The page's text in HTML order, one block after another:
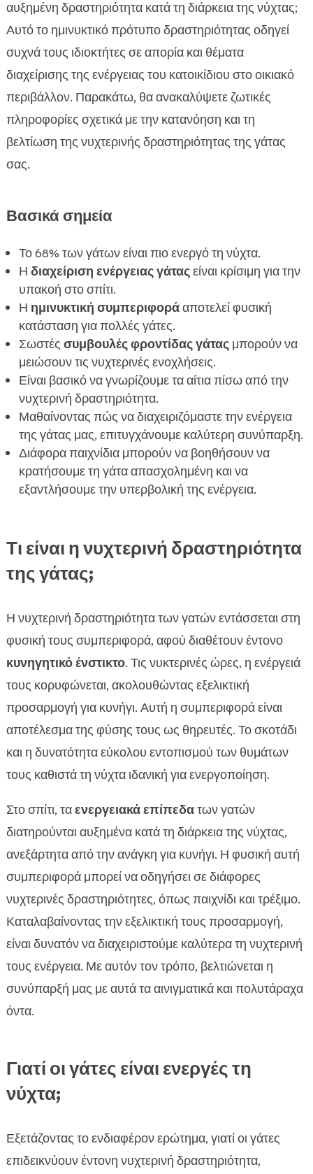
 Γιατί οι γάτες είναι ενεργές τη νύχτα;
 Οι πιο κοινές νυχτερινές συνήθειες των γατών
 Πώς να βοηθήσουμε τη γάτα μας να κοιμηθεί το
βράδυ
Παιχνίδια και δραστηριότητες για να
κρατήσουμε τη γάτα μας απασχολημένη
Πώς επηρεάζει η διατροφή τη νυχτερινή
δραστηριότητα της γάτας

Προβλήματα υγείας που μπορεί να προκύψουν
από νυχτερινή υπερδραστηριότητα

Πώς το CricksyCat μπορεί να βοηθήσει τη γάτα
σας
 Η σημασία της κατάλληλης άμμου για γάτες
 Πώς να διαχειριστούμε τη νυχτερινή ενέργεια
της γάτας
 Πότε πρέπει να ζητήσουμε βοήθεια από
κτηνίατρο
FAQ
αυξημένη δραστηριότητα κατά τη διάρκεια της νύχτας;
Αυτό το ημινυκτικό πρότυπο δραστηριότητας οδηγεί
συχνά τους ιδιοκτήτες σε απορία και θέματα
διαχείρισης της ενέργειας του κατοικίδιου στο οικιακό
περιβάλλον. Παρακάτω, θα ανακαλύψετε ζωτικές
πληροφορίες σχετικά με την κατανόηση και τη
βελτίωση της νυχτερινής δραστηριότητας της γάτας
σας.
Βασικά σημεία
Το 68% των γάτων είναι πιο ενεργό τη νύχτα.
Η διαχείριση ενέργειας γάταςείναι κρίσιμη για την
υπακοή στο σπίτι.
Η ημινυκτική συμπεριφοράαποτελεί φυσική
κατάσταση για πολλές γάτες.
Σωστές συμβουλές φροντίδας γάταςμπορούν να
μειώσουν τις νυχτερινές ενοχλήσεις.
Είναι βασικό να γνωρίζουμε τα αίτια πίσω από την
νυχτερινή δραστηριότητα.
Μαθαίνοντας πώς να διαχειριζόμαστε την ενέργεια
της γάτας μας, επιτυγχάνουμε καλύτερη συνύπαρξη.
Διάφορα παιχνίδια μπορούν να βοηθήσουν να
κρατήσουμε τη γάτα απασχολημένη και να
εξαντλήσουμε την υπερβολική της ενέργεια.
Τι είναι η νυχτερινή δραστηριότητα
της γάτας;
Η νυχτερινή δραστηριότητα των γατών εντάσσεται στη
φυσική τους συμπεριφορά, αφού διαθέτουν έντονο
κυνηγητικό ένστικτο. Τις νυκτερινές ώρες, η ενέργειά
τους κορυφώνεται, ακολουθώντας εξελικτική
προσαρμογή για κυνήγι. Αυτή η συμπεριφορά είναι
αποτέλεσμα της φύσης τους ως θηρευτές. Το σκοτάδι
και η δυνατότητα εύκολου εντοπισμού των θυμάτων
τους καθιστά τη νύχτα ιδανική για ενεργοποίηση.
Στο σπίτι, ταενεργειακά επίπεδατων γατών
διατηρούνται αυξημένα κατά τη διάρκεια της νύχτας,
ανεξάρτητα από την ανάγκη για κυνήγι. Η φυσική αυτή
συμπεριφορά μπορεί να οδηγήσει σε διάφορες
νυχτερινές δραστηριότητες, όπως παιχνίδι και τρέξιμο.
Καταλαβαίνοντας την εξελικτική τους προσαρμογή,
είναι δυνατόν να διαχειριστούμε καλύτερα τη νυχτερινή
τους ενέργεια. Με αυτόν τον τρόπο, βελτιώνεται η
συνύπαρξή μας με αυτά τα αινιγματικά και πολυτάραχα
όντα.
Γιατί οι γάτες είναι ενεργές τη
νύχτα;
Εξετάζοντας το ενδιαφέρον ερώτημα, γιατί οι γάτες
επιδεικνύουν έντονη νυχτερινή δραστηριότητα,